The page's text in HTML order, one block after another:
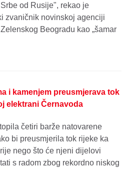
od Rusije", rekao je
zvaničnik novinskoj agenciji
Beogradu kao „šamar
i kamenjem preusmjerava tok
elektrani Černavoda
četiri barže natovarene
bi preusmjerila tok rijeke ka
nego što će njeni dijelovi
s radom zbog rekordno niskog